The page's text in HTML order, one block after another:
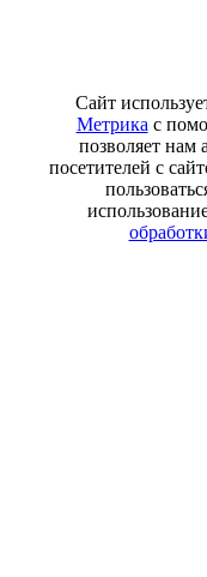
Сайт
Метрика с
позволяет нам
посетителей с